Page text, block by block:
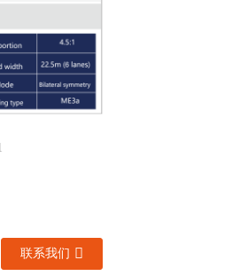
联系我们